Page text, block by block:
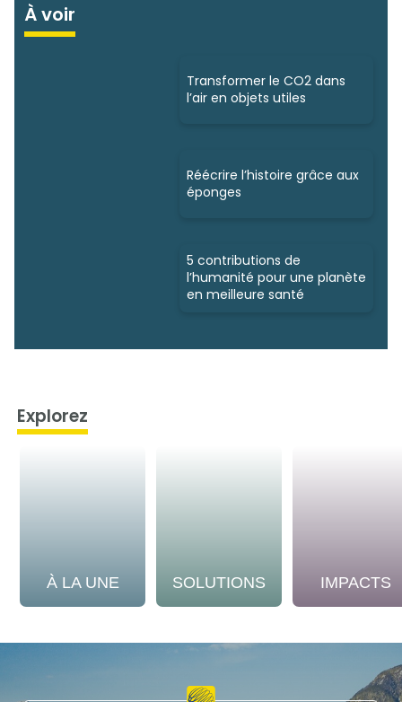
À voir
Transformer le CO2 dans
l’air en objets utiles
Réécrire l’histoire grâce aux
éponges
5 contributions de
l’humanité pour une planète
en meilleure santé
Explorez
À LA UNE SOLUTIONS IMPACTS